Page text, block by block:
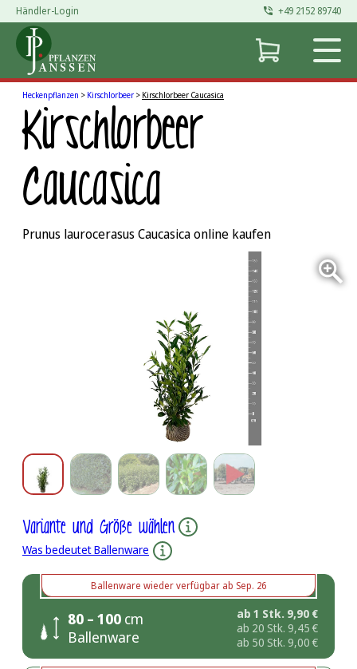
Zum
Inhalt
springen
Händler-Login +49 2152 89740
Heckenpflanzen > Kirschlorbeer > Kirschlorbeer Caucasica
Kirschlorbeer
Caucasica
Prunus laurocerasus Caucasica online kaufen
Variante und Größe wählen
Was bedeutet Ballenware
Ballenware wieder verfügbar ab Sep. 26
80 – 100 cm
Ballenware
ab 1 Stk. 9,90 €
ab 20 Stk. 9,45 €
ab 50 Stk. 9,00 €